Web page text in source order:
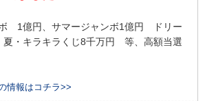
1億円、サマージャンボ1億円 ドリー
・キラキラくじ8千万円 等、高額当選
情報はコチラ>>